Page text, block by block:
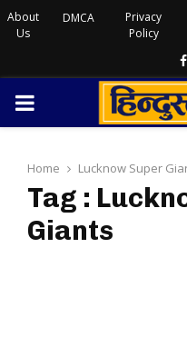
About
Us
DMCA
Privacy
Policy
PRIMARY
Home Lucknow Super
Tag :
Giants